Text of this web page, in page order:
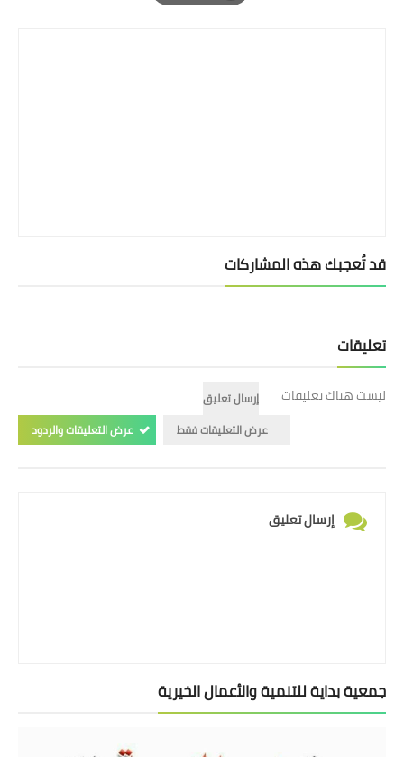
Print
قد تُعجبك هذه المشاركات
تعليقات
ليست هناك تعليقات
إرسال تعليق
عرض التعليقات فقط
عرض التعليقات والردود
إرسال تعليق
جمعية بداية للتنمية والأعمال الخيرية